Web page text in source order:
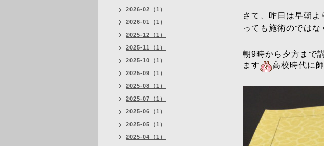
さて、昨日は早朝
っても施術のでは
朝9時から夕方まで
ます
高校時代に
2026-02（1）
2026-01（1）
2025-12（1）
2025-11（1）
2025-10（1）
2025-09（1）
2025-08（1）
2025-07（1）
2025-06（1）
2025-05（1）
2025-04（1）